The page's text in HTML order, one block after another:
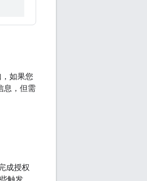
如果您
息，但需
成授权
触发